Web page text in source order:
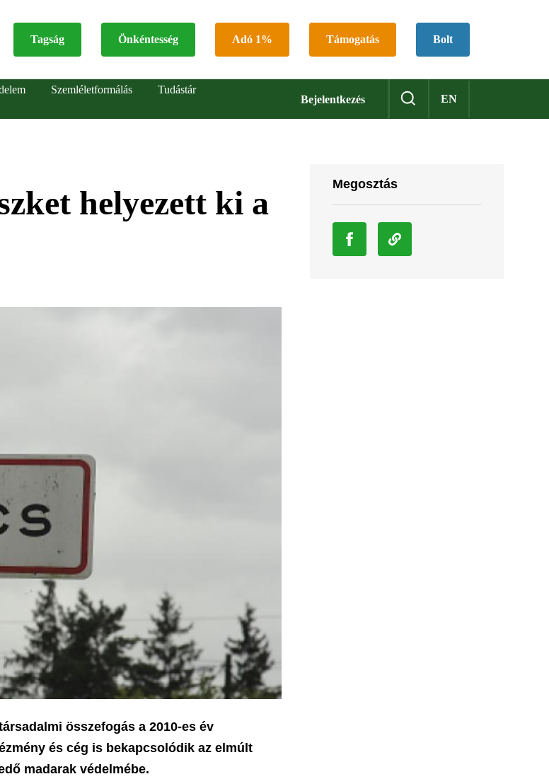
Top
Tagság Önkéntesség Adó 1% Támogatás Bolt
Bejelentkezés EN
Szemléletformálás
Tudástár
helyezett ki a
összefogás a 2010-es év
és cég is bekapcsolódik az elmúlt
madarak védelmébe.
Megosztás